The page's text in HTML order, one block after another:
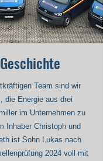
Team sind wir
die Energie aus drei
im Unternehmen zu
Inhaber Christoph und
ist Sohn Lukas nach
2024 voll mit